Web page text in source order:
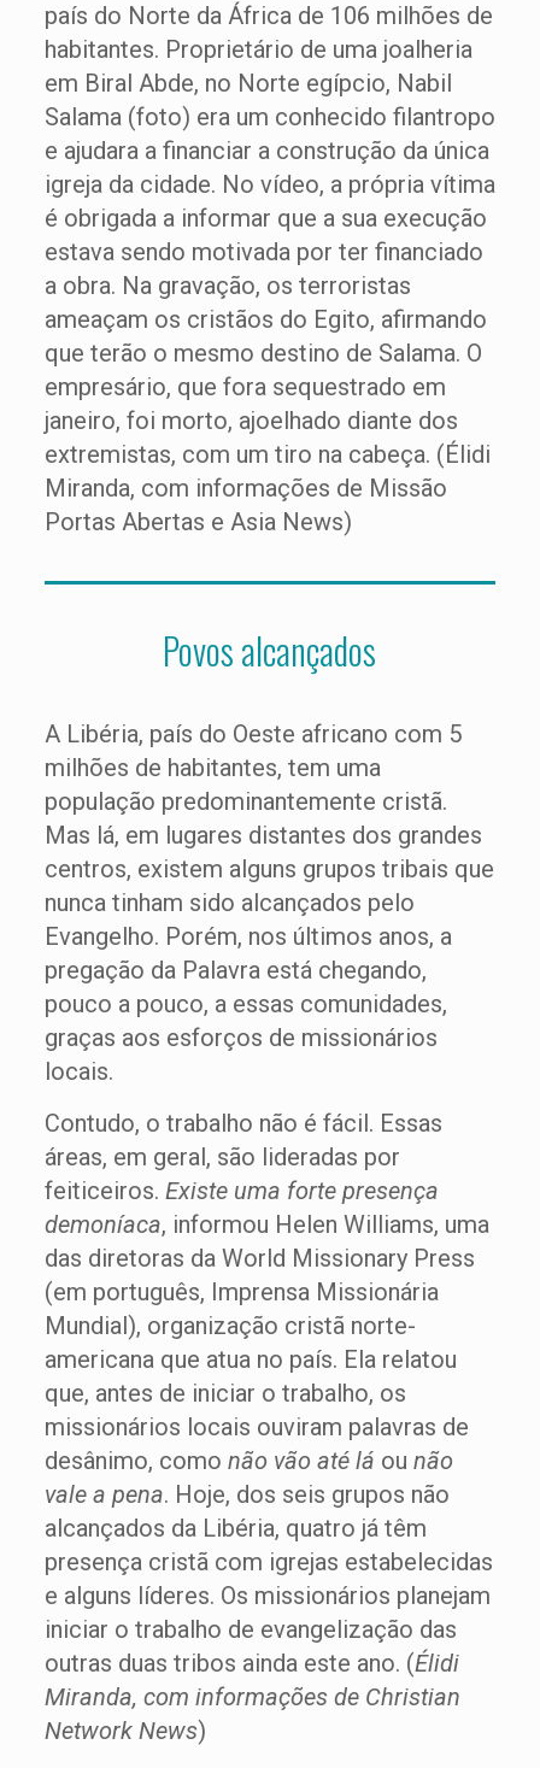
país do Norte da África de 106 milhões de
habitantes. Proprietário de uma joalheria
em Biral Abde, no Norte egípcio, Nabil
Salama (foto) era um conhecido filantropo
e ajudara a financiar a construção da única
igreja da cidade. No vídeo, a própria vítima
é obrigada a informar que a sua execução
estava sendo motivada por ter financiado
a obra. Na gravação, os terroristas
ameaçam os cristãos do Egito, afirmando
que terão o mesmo destino de Salama. O
empresário, que fora sequestrado em
janeiro, foi morto, ajoelhado diante dos
extremistas, com um tiro na cabeça. (Élidi
Miranda, com informações de Missão
Portas Abertas e Asia News)
Povos alcançados
A Libéria, país do Oeste africano com 5
milhões de habitantes, tem uma
população predominantemente cristã.
Mas lá, em lugares distantes dos grandes
centros, existem alguns grupos tribais que
nunca tinham sido alcançados pelo
Evangelho. Porém, nos últimos anos, a
pregação da Palavra está chegando,
pouco a pouco, a essas comunidades,
graças aos esforços de missionários
locais.
Contudo, o trabalho não é fácil. Essas
áreas, em geral, são lideradas por
feiticeiros. Existe uma forte presença
demoníaca, informou Helen Williams, uma
das diretoras da World Missionary Press
(em português, Imprensa Missionária
Mundial), organização cristã norte-
americana que atua no país. Ela relatou
que, antes de iniciar o trabalho, os
missionários locais ouviram palavras de
desânimo, como não vão até lá ou não
vale a pena. Hoje, dos seis grupos não
alcançados da Libéria, quatro já têm
presença cristã com igrejas estabelecidas
e alguns líderes. Os missionários planejam
iniciar o trabalho de evangelização das
outras duas tribos ainda este ano. (Élidi
Miranda, com informações de Christian
Network News)